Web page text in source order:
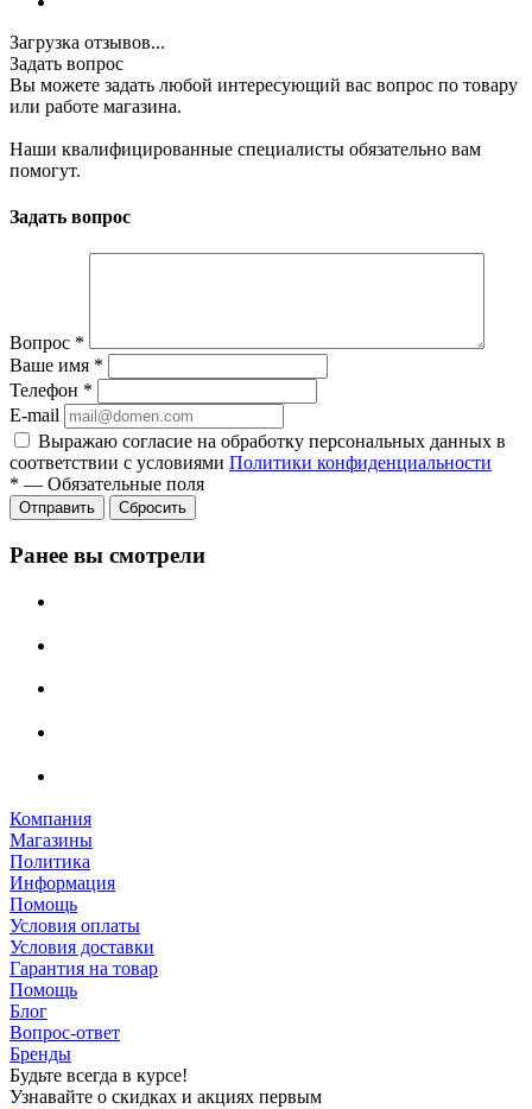
Загрузка отзывов...
Задать вопрос
Вы можете задать любой интересующий вас вопрос по товару
или работе магазина.
Наши квалифицированные специалисты обязательно вам
помогут.
Задать вопрос
Вопрос *
Ваше имя *
Телефон *
E-mail
Выражаю согласие на обработку персональных данных в
соответствии с условиями Политики конфиденциальности
* — Обязательные поля
Отправить Сбросить
Ранее вы смотрели
Компания
Магазины
Политика
Информация
Помощь
Условия оплаты
Условия доставки
Гарантия на товар
Помощь
Блог
Вопрос-ответ
Бренды
Будьте всегда в курсе!
Узнавайте о скидках и акциях первым